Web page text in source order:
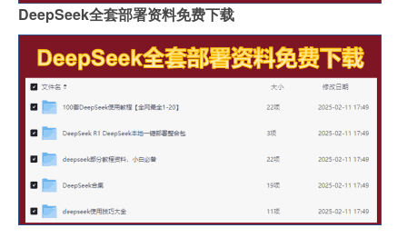
DeepSeek全套部署资料免费下载